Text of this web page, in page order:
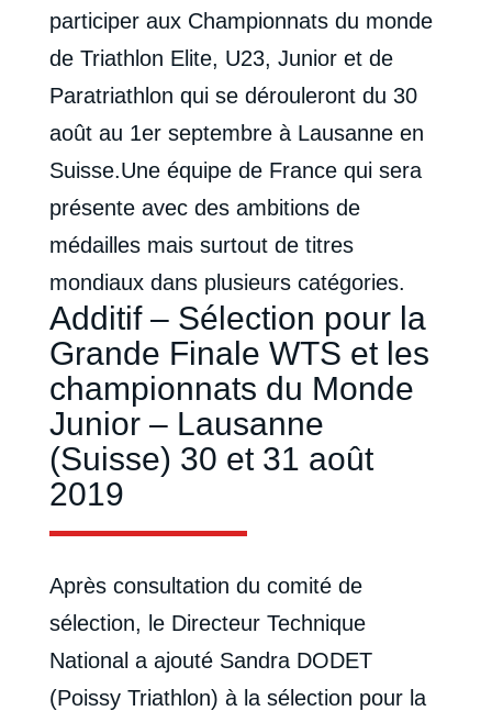
participer aux Championnats du monde
de Triathlon Elite, U23, Junior et de
Paratriathlon qui se dérouleront du 30
août au 1er septembre à Lausanne en
Suisse.Une équipe de France qui sera
présente avec des ambitions de
médailles mais surtout de titres
mondiaux dans plusieurs catégories.
Additif – Sélection pour la
Grande Finale WTS et les
championnats du Monde
Junior – Lausanne
(Suisse) 30 et 31 août
2019
Après consultation du comité de
sélection, le Directeur Technique
National a ajouté Sandra DODET
(Poissy Triathlon) à la sélection pour la